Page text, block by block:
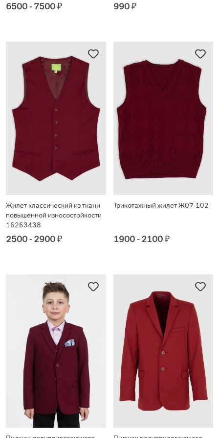
6500 - 7500₽ 990₽
Жилет классический из ткани
повышенной износостойкости
16263438
2500 - 2900₽
Трикотажный жилет Ж07-102
1900 - 2100₽